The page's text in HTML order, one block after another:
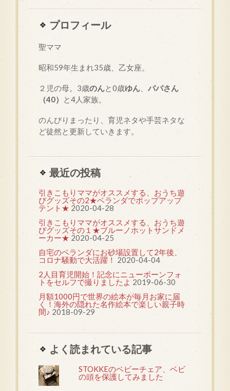
プロフィール
聖ママ
昭和59年生まれ35歳、乙女座。
２児の母。3歳のんと0歳ゆん
パパさん
（40）
と4人家族。
のんびりまったり、育児ネタや手芸ネタな
ど徒然と更新していきます。
最近の投稿
引きこもりママがオススメする、おうち遊
びグッズその2★ベランダでポップアップ
テント★ 2020-04-28
引きこもりママがオススメする、おうち遊
びグッズその１★ブルーノホットサンドメ
ーカー★ 2020-04-25
自宅のベランダにお砂場設置して2年後、
コロナ騒動で大活躍！ 2020-04-04
2人目育児開始！記念にニューボーンフォ
トをセルフで撮りましたよ 2019-06-30
月額1000円で世界の絵本が毎月お家に届
く！海外の隠れた名作絵本で楽しい親子時
間♪ 2018-09-29
よく読まれている記事
STOKKEのベビーチェア、ベビ
の頭を保護してみました